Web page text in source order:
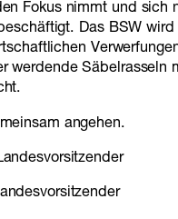
Fokus nimmt und sich
Das BSW wird
werdende Säbelrasseln
angehen.